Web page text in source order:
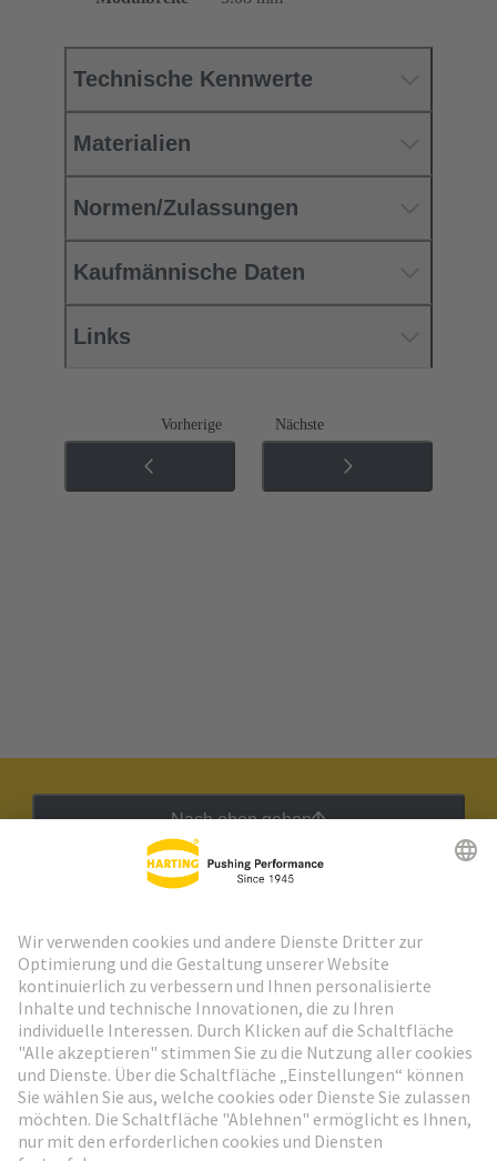
Technische Kennwerte
Materialien
Normen/Zulassungen
Kaufmännische Daten
Links
Vorherige Nächste
Nach oben gehen
Weiter zur Anmeldung
Social Media